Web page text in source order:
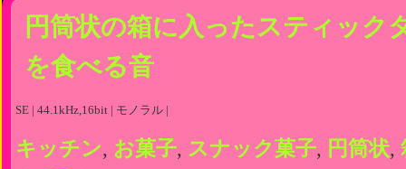
円筒状の箱に入ったスティック
を食べる音
SE | 44.1kHz,16bit | モノラル |
キッチン, お菓子, スナック菓子, 円筒状,